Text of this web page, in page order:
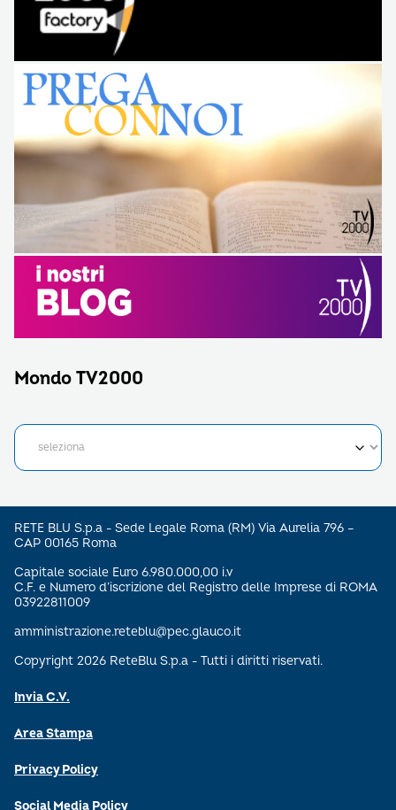
Mondo TV2000
RETE BLU S.p.a - Sede Legale Roma (RM) Via Aurelia 796 –
CAP 00165 Roma
Capitale sociale Euro 6.980.000,00 i.v
C.F. e Numero d’iscrizione del Registro delle Imprese di ROMA
03922811009
amministrazione.reteblu@pec.glauco.it
Copyright 2026 ReteBlu S.p.a - Tutti i diritti riservati.
Invia C.V.
Area Stampa
Privacy Policy
Social Media Policy